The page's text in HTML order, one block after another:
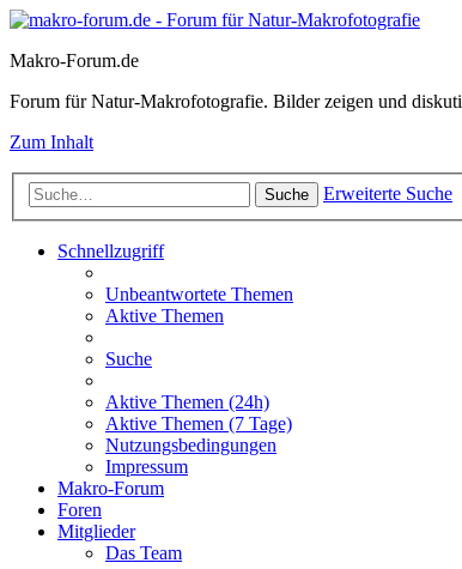
Makro-Forum.de
Forum für Natur-Makrofotografie. Bilder zeigen und
Zum Inhalt
Suche Erweiterte Suche
Schnellzugriff
Unbeantwortete Themen
Aktive Themen
Suche
Aktive Themen (24h)
Aktive Themen (7 Tage)
Nutzungsbedingungen
Impressum
Makro-Forum
Foren
Mitglieder
Das Team